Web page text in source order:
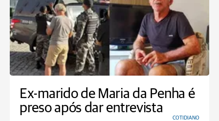
Ex-marido de Maria da Penha é
preso após dar entrevista
COTIDIANO